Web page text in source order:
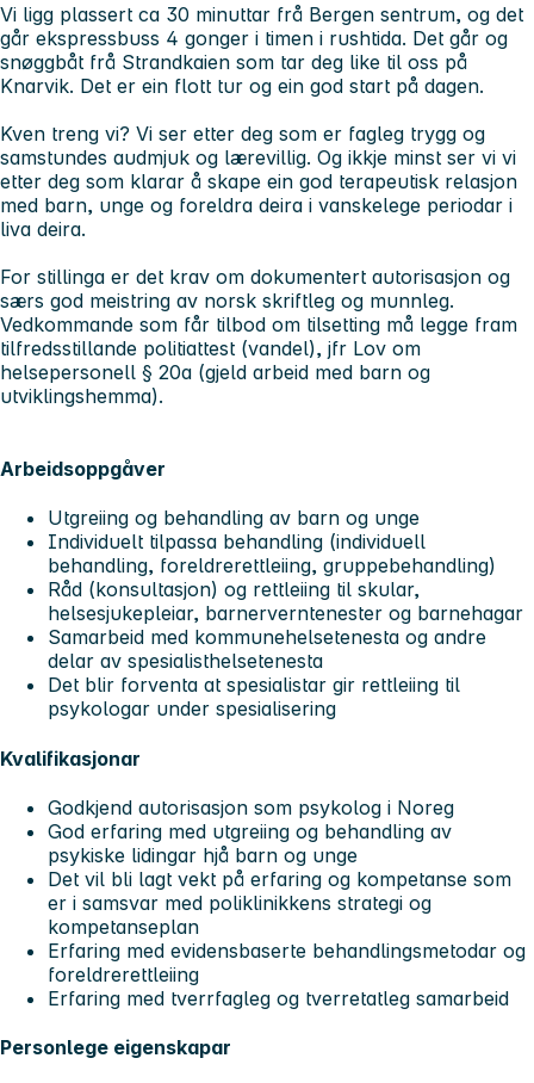
Vi ligg plassert ca 30 minuttar frå Bergen sentrum, og det
går ekspressbuss 4 gonger i timen i rushtida. Det går og
snøggbåt frå Strandkaien som tar deg like til oss på
Knarvik. Det er ein flott tur og ein god start på dagen.
Kven treng vi? Vi ser etter deg som er fagleg trygg og
samstundes audmjuk og lærevillig. Og ikkje minst ser vi vi
etter deg som klarar å skape ein god terapeutisk relasjon
med barn, unge og foreldra deira i vanskelege periodar i
liva deira.
For stillinga er det krav om dokumentert autorisasjon og
særs god meistring av norsk skriftleg og munnleg.
Vedkommande som får tilbod om tilsetting må legge fram
tilfredsstillande politiattest (vandel), jfr Lov om
helsepersonell § 20a (gjeld arbeid med barn og
utviklingshemma).
Arbeidsoppgåver
Utgreiing og behandling av barn og unge
Individuelt tilpassa behandling (individuell
behandling, foreldrerettleiing, gruppebehandling)
Råd (konsultasjon) og rettleiing til skular,
helsesjukepleiar, barnerverntenester og barnehagar
Samarbeid med kommunehelsetenesta og andre
delar av spesialisthelsetenesta
Det blir forventa at spesialistar gir rettleiing til
psykologar under spesialisering
Kvalifikasjonar
Godkjend autorisasjon som psykolog i Noreg
God erfaring med utgreiing og behandling av
psykiske lidingar hjå barn og unge
Det vil bli lagt vekt på erfaring og kompetanse som
er i samsvar med poliklinikkens strategi og
kompetanseplan
Erfaring med evidensbaserte behandlingsmetodar og
foreldrerettleiing
Erfaring med tverrfagleg og tverretatleg samarbeid
Personlege eigenskapar